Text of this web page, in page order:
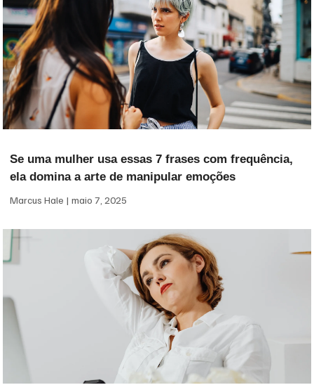
Se uma mulher usa essas 7 frases com frequência,
ela domina a arte de manipular emoções
Marcus Hale maio 7, 2025